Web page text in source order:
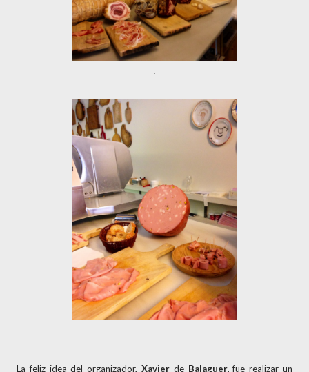
La feliz idea del organizador, Xavier de Balaguer,fue realizar un